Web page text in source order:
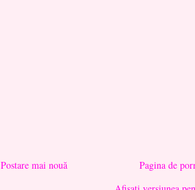
Postare mai nouă
Pagina de